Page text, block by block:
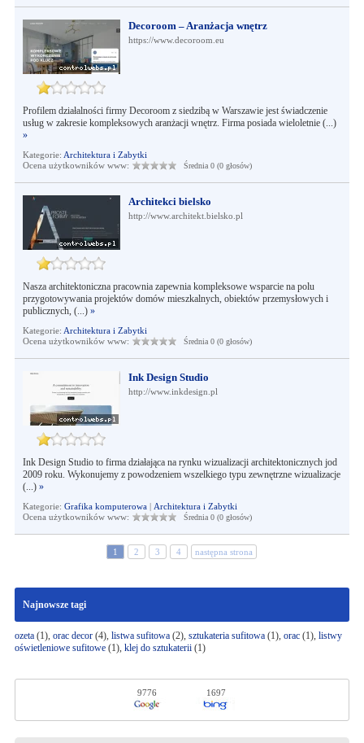
Decoroom – Aranżacja wnętrz
https://www.decoroom.eu
Profilem działalności firmy Decoroom z siedzibą w Warszawie jest świadczenie
usług w zakresie kompleksowych aranżacji wnętrz. Firma posiada wieloletnie (...)
»
Kategorie: Architektura i Zabytki
Ocena użytkowników www:
Średnia 0 (0 głosów)
Architekci bielsko
http://www.architekt.bielsko.pl
Nasza architektoniczna pracownia zapewnia kompleksowe wsparcie na polu
przygotowywania projektów domów mieszkalnych, obiektów przemysłowych i
publicznych, (...) »
Kategorie: Architektura i Zabytki
Ocena użytkowników www:
Średnia 0 (0 głosów)
Ink Design Studio
http://www.inkdesign.pl
Ink Design Studio to firma działająca na rynku wizualizacji architektonicznych jod
2009 roku. Wykonujemy z powodzeniem wszelkiego typu zewnętrzne wizualizacje
(...) »
Kategorie: Grafika komputerowa| Architektura i Zabytki
Ocena użytkowników www:
Średnia 0 (0 głosów)
1 2 3 4 następna strona
Najnowsze tagi
ozeta(1), orac decor(4), listwa sufitowa(2), sztukateria sufitowa(1), orac(1), listwy
oświetleniowe sufitowe(1), klej do sztukaterii(1)
9776 1697